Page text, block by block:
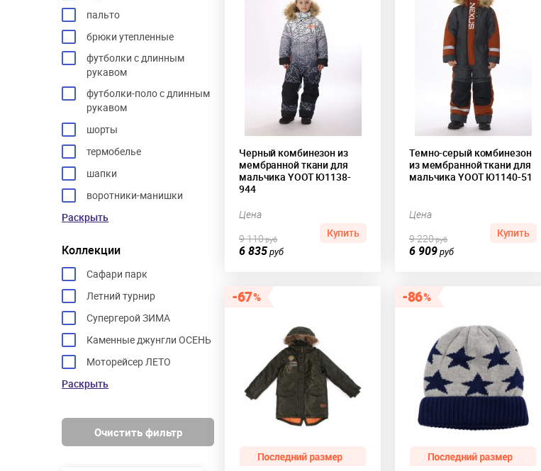
пальто
брюки утепленные
футболки с длинным
рукавом
футболки-поло с длинным
рукавом
шорты
термобелье
шапки
воротники-манишки
Раскрыть
Коллекции
Сафари парк
Летний турнир
Супергерой ЗИМА
Каменные джунгли ОСЕНЬ
Моторейсер ЛЕТО
Раскрыть
Очистить фильтр
Черный комбинезон из
мембранной ткани для
мальчика YOOT Ю1138-
944
Цена
6 835руб
9 110руб Купить
Темно-серый комбинезон
из мембранной ткани для
мальчика YOOT Ю1140-51
Цена
6 909руб
9 220руб Купить
67 86